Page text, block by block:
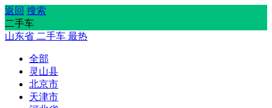
返回 搜索
二手车
山东省 二手车 最热
全部
灵山县
北京市
天津市